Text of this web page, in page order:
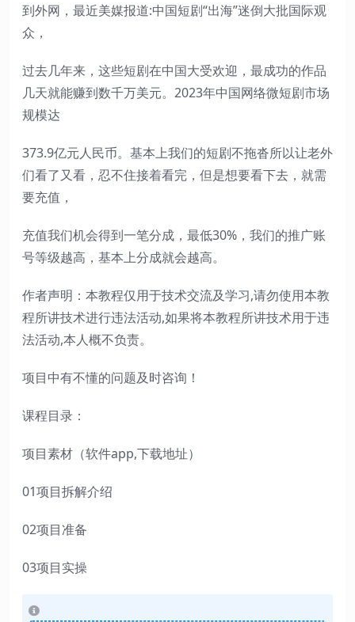
到外网，最近美媒报道:中国短剧“出海”迷倒大批国际观
众，
过去几年来，这些短剧在中国大受欢迎，最成功的作品
几天就能赚到数千万美元。2023年中国网络微短剧市场
规模达
373.9亿元人民币。基本上我们的短剧不拖沓所以让老外
们看了又看，忍不住接着看完，但是想要看下去，就需
要充值，
充值我们机会得到一笔分成，最低30%，我们的推广账
号等级越高，基本上分成就会越高。
作者声明：本教程仅用于技术交流及学习,请勿使用本教
程所讲技术进行违法活动,如果将本教程所讲技术用于违
法活动,本人概不负责。
项目中有不懂的问题及时咨询！
课程目录：
项目素材（软件app,下载地址）
01项目拆解介绍
02项目准备
03项目实操